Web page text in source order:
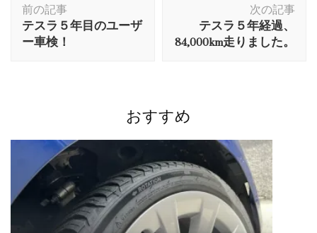
稿
ナ
ン
前の記事
テスラ５年目のユーザ
ー車検！
次の記事
テスラ５年経過、
84,000km走りました。
おすすめ